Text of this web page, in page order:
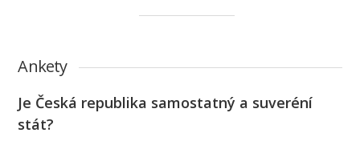
Ankety
Je Česká republika samostatný a suveréní
stát?